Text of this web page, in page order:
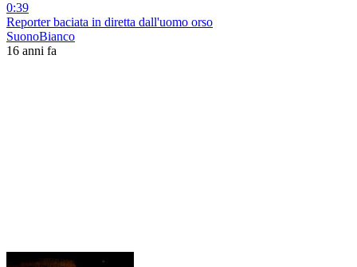
0:39
Reporter baciata in diretta dall'uomo orso
SuonoBianco
16 anni fa